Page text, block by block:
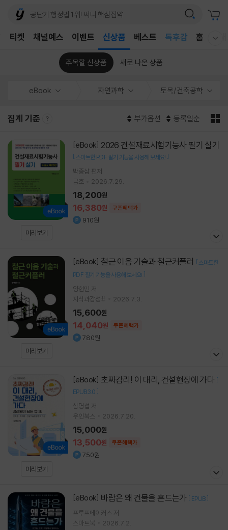
채널예스 이벤트 신상품 베스트
독후감
홈 국
티켓
주목할 신상품 새로 나온 상품
eBook 자연과학 토목/건축공학
집계 기준 부가옵션 등록일순
미리보기
[eBook] 2026 건설재료시험기능사 필기 실기
[ 스마트한 PDF 필기 기능을 사용해 보세요! ]
박종삼 편저
금호
2026.7.29.
16,380원 쿠폰혜택가
18,200원
910원
미리보기
[eBook] 철근 이음 기술과 철근커플러 [ 스마트한
PDF 필기 기능을 사용해 보세요! ]
양현민 저
지식과감성#
2026.7.3.
14,040원 쿠폰혜택가
15,600원
780원
미리보기
[eBook] 초짜감리! 이 대리, 건설현장에 가다 [
EPUB3.0 ]
심명섭 저
우인북스
2026.7.20.
13,500원 쿠폰혜택가
15,000원
750원
[eBook] 바람은 왜 건물을 흔드는가 [ EPUB ]
프루프메이커스 저
스마트북
2026.7.2.